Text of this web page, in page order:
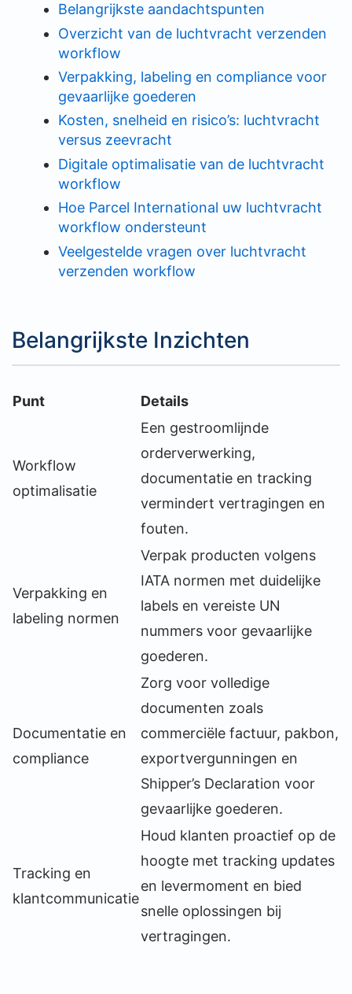
Belangrijkste aandachtspunten
Overzicht van de luchtvracht verzenden
workflow
Verpakking, labeling en compliance voor
gevaarlijke goederen
Kosten, snelheid en risico’s: luchtvracht
versus zeevracht
Digitale optimalisatie van de luchtvracht
workflow
Hoe Parcel International uw luchtvracht
workflow ondersteunt
Veelgestelde vragen over luchtvracht
verzenden workflow
Belangrijkste Inzichten
Punt Details
Workflow
optimalisatie
Een gestroomlijnde
orderverwerking,
documentatie en tracking
vermindert vertragingen en
fouten.
Verpakking en
labeling normen
Verpak producten volgens
IATA normen met duidelijke
labels en vereiste UN
nummers voor gevaarlijke
goederen.
Documentatie en
compliance
Zorg voor volledige
documenten zoals
commerciële factuur, pakbon,
exportvergunningen en
Shipper’s Declaration voor
gevaarlijke goederen.
Tracking en
klantcommunicatie
Houd klanten proactief op de
hoogte met tracking updates
en levermoment en bied
snelle oplossingen bij
vertragingen.